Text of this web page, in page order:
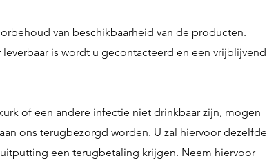
van beschikbaarheid van de producten.
is wordt u gecontacteerd en een vrijblijvend
of een andere infectie niet drinkbaar zijn, mogen
ons terugbezorgd worden. U zal hiervoor dezelfde
een terugbetaling krijgen. Neem hiervoor